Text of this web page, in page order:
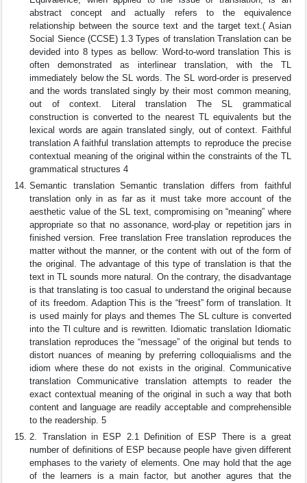
abstract concept and actually refers to the equivalence
relationship between the source text and the target text.( Asian
Social Sience (CCSE) 1.3 Types of translation Translation can be
devided into 8 types as bellow: Word-to-word translation This is
often demonstrated as interlinear translation, with the TL
immediately below the SL words. The SL word-order is preserved
and the words translated singly by their most common meaning,
out of context. Literal translation The SL grammatical
construction is converted to the nearest TL equivalents but the
lexical words are again translated singly, out of context. Faithful
translation A faithful translation attempts to reproduce the precise
contextual meaning of the original within the constraints of the TL
grammatical structures 4
Semantic translation Semantic translation differs from faithful
translation only in as far as it must take more account of the
aesthetic value of the SL text, compromising on “meaning” where
appropriate so that no assonance, word-play or repetition jars in
finished version. Free translation Free translation reproduces the
matter without the manner, or the content with out of the form of
the original. The advantage of this type of translation is that the
text in TL sounds more natural. On the contrary, the disadvantage
is that translating is too casual to understand the original because
of its freedom. Adaption This is the “freest” form of translation. It
is used mainly for plays and themes The SL culture is converted
into the Tl culture and is rewritten. Idiomatic translation Idiomatic
translation reproduces the “message” of the original but tends to
distort nuances of meaning by preferring colloquialisms and the
idiom where these do not exists in the original. Communicative
translation Communicative translation attempts to reader the
exact contextual meaning of the original in such a way that both
content and language are readily acceptable and comprehensible
to the readership. 5
2. Translation in ESP 2.1 Definition of ESP There is a great
number of definitions of ESP because people have given different
emphases to the variety of elements. One may hold that the age
of the learners is a main factor, but another agures that the